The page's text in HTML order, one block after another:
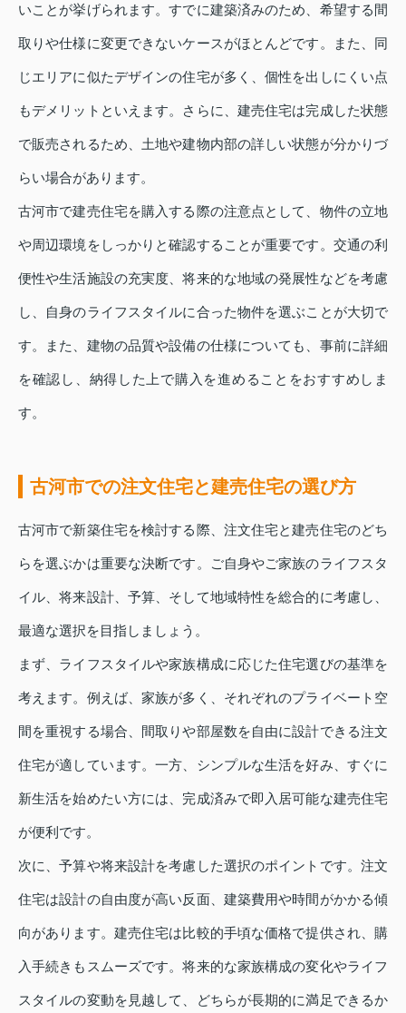
いことが挙げられます。すでに建築済みのため、希望する間
取りや仕様に変更できないケースがほとんどです。また、同
じエリアに似たデザインの住宅が多く、個性を出しにくい点
もデメリットといえます。さらに、建売住宅は完成した状態
で販売されるため、土地や建物内部の詳しい状態が分かりづ
らい場合があります。
古河市で建売住宅を購入する際の注意点として、物件の立地
や周辺環境をしっかりと確認することが重要です。交通の利
便性や生活施設の充実度、将来的な地域の発展性などを考慮
し、自身のライフスタイルに合った物件を選ぶことが大切で
す。また、建物の品質や設備の仕様についても、事前に詳細
を確認し、納得した上で購入を進めることをおすすめしま
す。
古河市での注文住宅と建売住宅の選び方
古河市で新築住宅を検討する際、注文住宅と建売住宅のどち
らを選ぶかは重要な決断です。ご自身やご家族のライフスタ
イル、将来設計、予算、そして地域特性を総合的に考慮し、
最適な選択を目指しましょう。
まず、ライフスタイルや家族構成に応じた住宅選びの基準を
考えます。例えば、家族が多く、それぞれのプライベート空
間を重視する場合、間取りや部屋数を自由に設計できる注文
住宅が適しています。一方、シンプルな生活を好み、すぐに
新生活を始めたい方には、完成済みで即入居可能な建売住宅
が便利です。
次に、予算や将来設計を考慮した選択のポイントです。注文
住宅は設計の自由度が高い反面、建築費用や時間がかかる傾
向があります。建売住宅は比較的手頃な価格で提供され、購
入手続きもスムーズです。将来的な家族構成の変化やライフ
スタイルの変動を見越して、どちらが長期的に満足できるか